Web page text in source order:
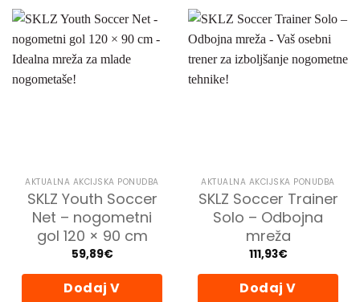
AKTUALNA AKCIJSKA PONUDBA
SKLZ Youth Soccer
Net – nogometni
gol 120 × 90 cm
59,89€
Dodaj V
AKTUALNA AKCIJSKA PONUDBA
SKLZ Soccer Trainer
Solo – Odbojna
mreža
111,93€
Dodaj V